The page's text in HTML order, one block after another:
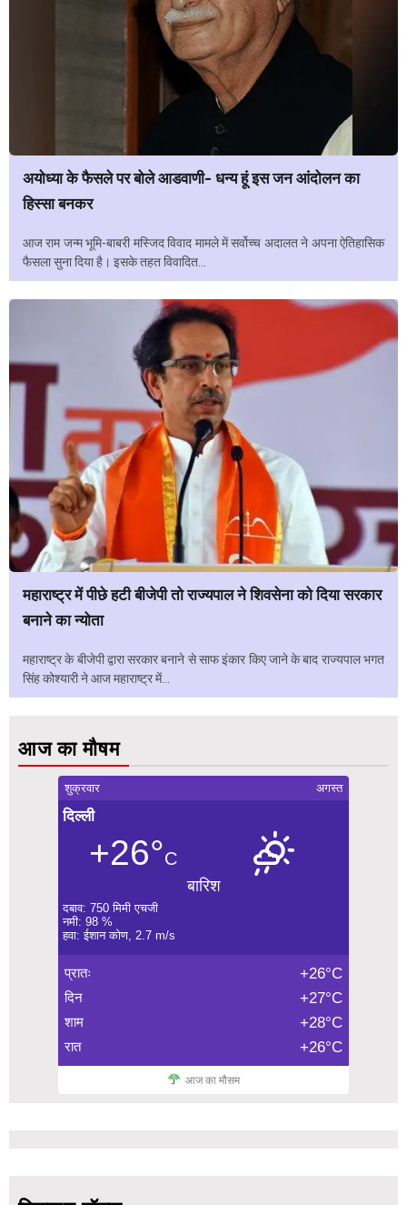
अयोध्या के फैसले पर बोले आडवाणी- धन्य हूं इस जन आंदोलन का
हिस्सा बनकर
आज राम जन्म भूमि-बाबरी मस्जिद विवाद मामले में सर्वोच्च अदालत ने अपना ऐतिहासिक
फैसला सुना दिया है। इसके तहत विवादित...
महाराष्ट्र में पीछे हटी बीजेपी तो राज्यपाल ने शिवसेना को दिया सरकार
बनाने का न्योता
महाराष्ट्र के बीजेपी द्वारा सरकार बनाने से साफ इंकार किए जाने के बाद राज्यपाल भगत
सिंह कोश्यारी ने आज महाराष्ट्र में...
आज का मौषम
शुक्रवार अगस्त
दिल्ली
+26°C
बारिश
दबाव: 750 मिमी एचजी
नमी: 98 %
हवा: ईशान कोण, 2.7 m/s
प्रातः +26°C
दिन +27°C
शाम +28°C
रात +26°C
आज का मौसम